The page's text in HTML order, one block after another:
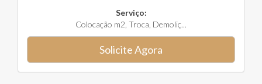
Serviço:
Colocação m2, Troca, Demoliç...
Solicite Agora